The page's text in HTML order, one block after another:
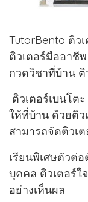
TutorBento ติว
ติวเตอร์มืออาชี
กวดวิชาที่บ้าน
ติวเตอร์เบนโต
ให้ที่บ้าน ด้วยติว
สามารถจัดติวเ
เรียนพิเศษตัวต่
บุคคล ติวเตอร์ใ
อย่างเห็นผล